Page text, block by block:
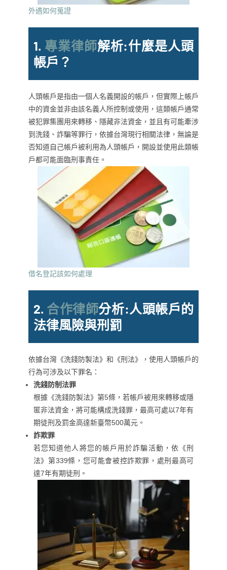
外遇如何蒐證
1. 專業律師解析:什麼是人頭
帳戶？
人頭帳戶是指由一個人名義開設的帳戶，但實際上帳戶
中的資金並非由該名義人所控制或使用，這類帳戶通常
被犯罪集團用來轉移、隱藏非法資金，並且有可能牽涉
到洗錢、詐騙等罪行，依據台灣現行相關法律，無論是
否知道自己帳戶被利用為人頭帳戶，開設並使用此類帳
戶都可能面臨刑事責任。
借名登記該如何處理
2. 合作律師分析:人頭帳戶的
法律風險與刑罰
依據台灣《洗錢防製法》和《刑法》，使用人頭帳戶的
行為可涉及以下罪名：
洗錢防制法罪
根據《洗錢防製法》第5條，若帳戶被用來轉移或隱
匿非法資金，將可能構成洗錢罪，最高可處以7年有
期徒刑及罰金高達新臺幣500萬元。
詐欺罪
若您知道他人將您的帳戶用於詐騙活動，依《刑
法》第339條，您可能會被控詐欺罪，處刑最高可
達7年有期徒刑。